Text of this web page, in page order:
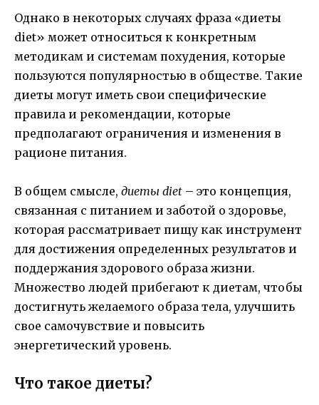
Однако в некоторых случаях фраза «диеты
diet» может относиться к конкретным
методикам и системам похудения, которые
пользуются популярностью в обществе. Такие
диеты могут иметь свои специфические
правила и рекомендации, которые
предполагают ограничения и изменения в
рационе питания.
В общем смысле, диеты diet – это концепция,
связанная с питанием и заботой о здоровье,
которая рассматривает пищу как инструмент
для достижения определенных результатов и
поддержания здорового образа жизни.
Множество людей прибегают к диетам, чтобы
достигнуть желаемого образа тела, улучшить
свое самочувствие и повысить
энергетический уровень.
Что такое диеты?